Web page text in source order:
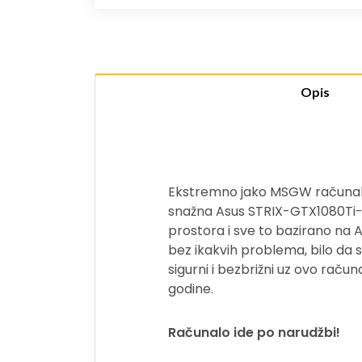
Opis
Ekstremno jako MSGW
snažna Asus STRIX-
prostora i sve to bazirano na
bez ikakvih problema, bilo da
sigurni i bezbrižni uz ovo
godine.
Računalo ide po narudžbi!